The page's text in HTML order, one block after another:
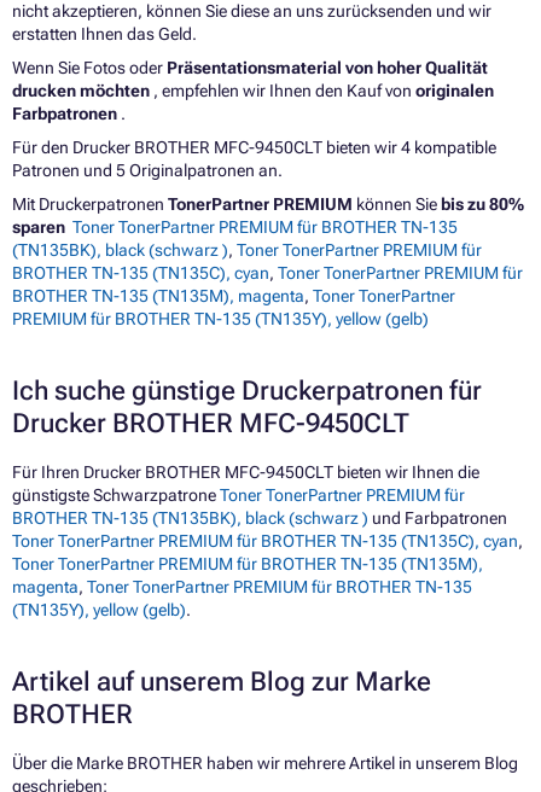
nicht akzeptieren, können Sie diese an uns zurücksenden und wir
erstatten Ihnen das Geld.
Wenn Sie Fotos oder Präsentationsmaterial von hoher Qualität
drucken möchten , empfehlen wir Ihnen den Kauf von originalen
Farbpatronen .
Für den Drucker BROTHER MFC-9450CLT bieten wir 4 kompatible
Patronen und 5 Originalpatronen an.
Mit Druckerpatronen TonerPartner PREMIUM können Sie bis zu 80%
sparen Toner TonerPartner PREMIUM für BROTHER TN-135
(TN135BK), black (schwarz ), Toner TonerPartner PREMIUM für
BROTHER TN-135 (TN135C), cyan, Toner TonerPartner PREMIUM für
BROTHER TN-135 (TN135M), magenta, Toner TonerPartner
PREMIUM für BROTHER TN-135 (TN135Y), yellow (gelb)
Ich suche günstige Druckerpatronen für
Drucker BROTHER MFC-9450CLT
Für Ihren Drucker BROTHER MFC-9450CLT bieten wir Ihnen die
günstigste SchwarzpatroneToner TonerPartner PREMIUM für
BROTHER TN-135 (TN135BK), black (schwarz ) und Farbpatronen
Toner TonerPartner PREMIUM für BROTHER TN-135 (TN135C), cyan,
Toner TonerPartner PREMIUM für BROTHER TN-135 (TN135M),
magenta, Toner TonerPartner PREMIUM für BROTHER TN-135
(TN135Y), yellow (gelb).
Artikel auf unserem Blog zur Marke
BROTHER
Über die Marke BROTHER haben wir mehrere Artikel in unserem Blog
geschrieben: